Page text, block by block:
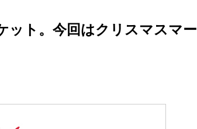
ット。今回はクリスマスマー